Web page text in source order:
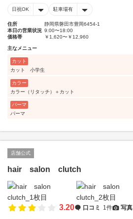
日祝OK 駐車場有
住所
静岡県磐田市豊岡6454-1
本日の営業状況 9:00〜18:00
価格帯
￥1,620〜￥12,960
主なメニュー
カット
カット 小学生
カラー
カラー（リタッチ）＋カット
パーマ
パーマ
店舗公式
hair salon clutch
3.20 口コミ 1件 写真